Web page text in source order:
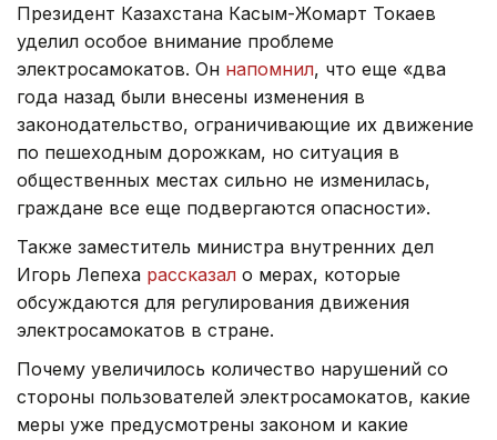
Президент Казахстана Касым-Жомарт Токаев
уделил особое внимание проблеме
электросамокатов. Он напомнил, что еще «два
года назад были внесены изменения в
законодательство, ограничивающие их движение
по пешеходным дорожкам, но ситуация в
общественных местах сильно не изменилась,
граждане все еще подвергаются опасности».
Также заместитель министра внутренних дел
Игорь Лепеха рассказал о мерах, которые
обсуждаются для регулирования движения
электросамокатов в стране.
Почему увеличилось количество нарушений со
стороны пользователей электросамокатов, какие
меры уже предусмотрены законом и какие